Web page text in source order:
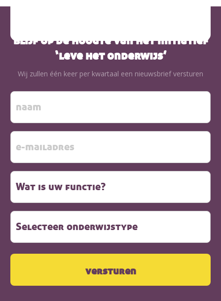
blijf op de hoogte van het initiatief
‘leve het onderwijs’
Wij zullen één keer per kwartaal een nieuwsbrief versturen